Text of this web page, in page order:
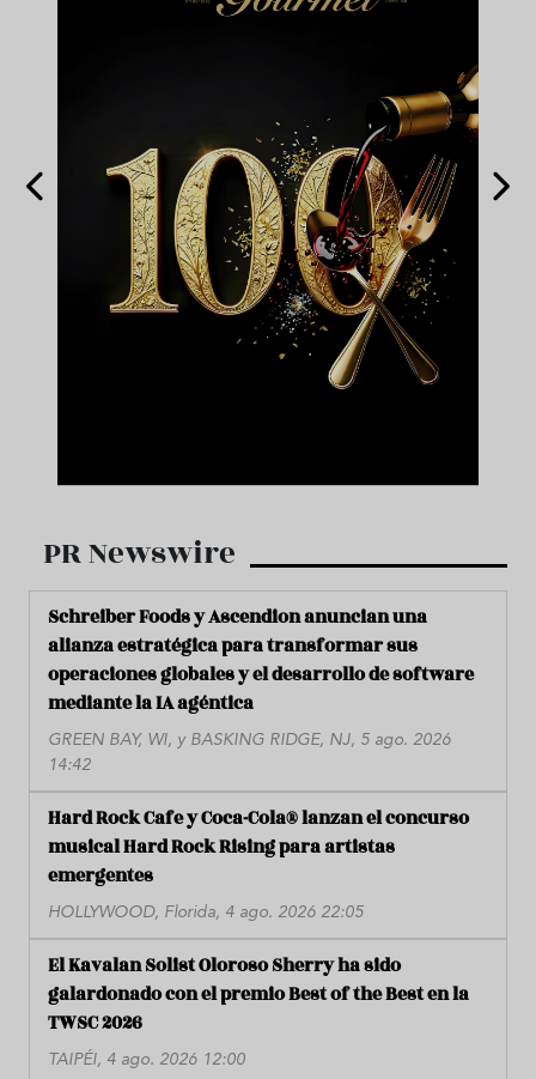
PR Newswire
Schreiber Foods y Ascendion anuncian una
alianza estratégica para transformar sus
operaciones globales y el desarrollo de software
mediante la IA agéntica
GREEN BAY, WI, y BASKING RIDGE, NJ, 5 ago. 2026
14:42
Hard Rock Cafe y Coca-Cola® lanzan el concurso
musical Hard Rock Rising para artistas
emergentes
HOLLYWOOD, Florida, 4 ago. 2026 22:05
El Kavalan Solist Oloroso Sherry ha sido
galardonado con el premio Best of the Best en la
TWSC 2026
TAIPÉI, 4 ago. 2026 12:00